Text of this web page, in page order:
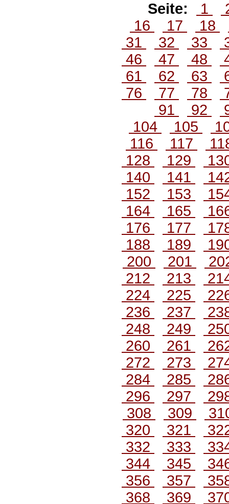
Seite: 1
16
17 18
31
32 33
46
47 48
61
62 63
76
77 78
91
92
104
105
116
117
128
129
140
141
152
153
164
165
176
177
188
189
200
201
212
213
224
225
236
237
248
249
260
261
272
273
284
285
296
297
308
309
320
321
332
333
344
345
356
357
368
369